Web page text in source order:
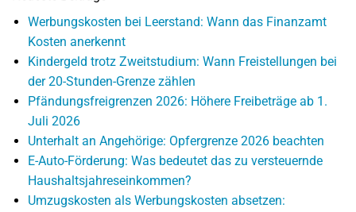
Werbungskosten bei Leerstand: Wann das Finanzamt
Kosten anerkennt
Kindergeld trotz Zweitstudium: Wann Freistellungen bei
der 20-Stunden-Grenze zählen
Pfändungsfreigrenzen 2026: Höhere Freibeträge ab 1.
Juli 2026
Unterhalt an Angehörige: Opfergrenze 2026 beachten
E-Auto-Förderung: Was bedeutet das zu versteuernde
Haushaltsjahreseinkommen?
Umzugskosten als Werbungskosten absetzen: